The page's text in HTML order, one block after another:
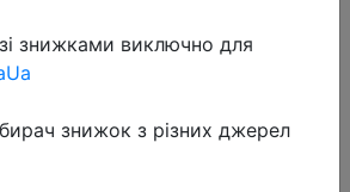
DOOGEE T30SE
Certified 9GB(4+5)
Quad Speakers
знижками виключно для
знижок з різних джерел